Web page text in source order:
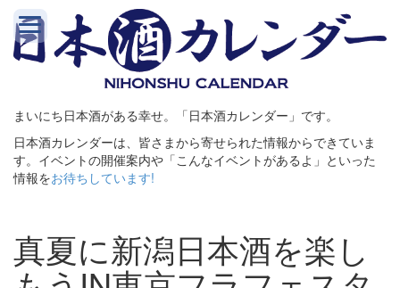
まいにち日本酒がある幸せ。「日本酒カレンダー」です。
日本酒カレンダーは、皆さまから寄せられた情報からできていま
す。イベントの開催案内や「こんなイベントがあるよ」といった
情報をお待ちしています!
真夏に新潟日本酒を楽し